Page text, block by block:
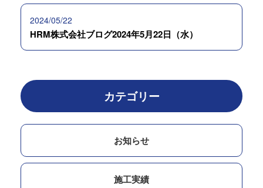
2024/05/22
HRM株式会社ブログ2024年5月22日（水）
カテゴリー
お知らせ
施工実績